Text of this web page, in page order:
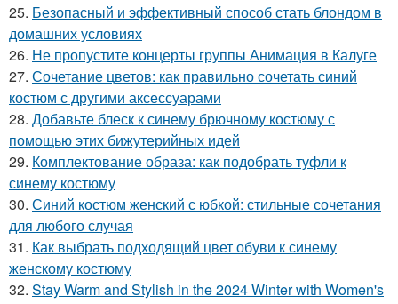
25. Безопасный и эффективный способ стать блондом в
домашних условиях
26. Не пропустите концерты группы Анимация в Калуге
27. Сочетание цветов: как правильно сочетать синий
костюм с другими аксессуарами
28. Добавьте блеск к синему брючному костюму с
помощью этих бижутерийных идей
29. Комплектование образа: как подобрать туфли к
синему костюму
30. Синий костюм женский с юбкой: стильные сочетания
для любого случая
31. Как выбрать подходящий цвет обуви к синему
женскому костюму
32. Stay Warm and Stylish in the 2024 Winter with Women's